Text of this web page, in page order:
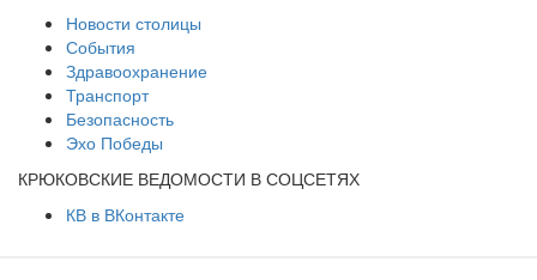
Новости столицы
События
Здравоохранение
Транспорт
Безопасность
Эхо Победы
КРЮКОВСКИЕ ВЕДОМОСТИ В СОЦСЕТЯХ
КВ в ВКонтакте